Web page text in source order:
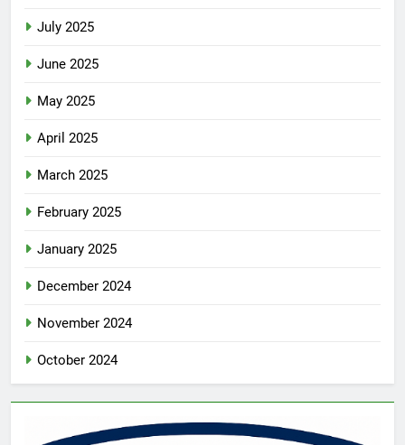
July 2025
June 2025
May 2025
April 2025
March 2025
February 2025
January 2025
December 2024
November 2024
October 2024